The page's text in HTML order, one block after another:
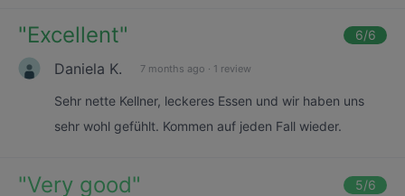
"Excellent" 6/6
Daniela K. 7 months ago · 1 review
Sehr nette Kellner, leckeres Essen und wir haben uns
sehr wohl gefühlt. Kommen auf jeden Fall wieder.
"Very good" 5/6